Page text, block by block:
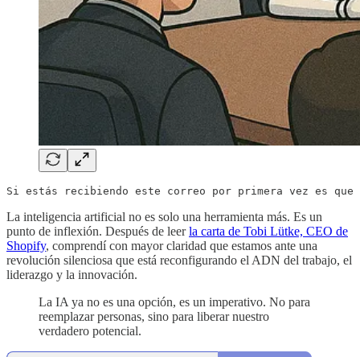
Si estás recibiendo este correo por primera vez es
La inteligencia artificial no es solo una herramienta más. Es un
punto de inflexión. Después de leerla carta de Tobi Lütke, CEO de
Shopify, comprendí con mayor claridad que estamos ante una
revolución silenciosa que está reconfigurando el ADN del trabajo, el
liderazgo y la innovación.
La IA ya no es una opción, es un imperativo. No para
reemplazar personas, sino para liberar nuestro
verdadero potencial.